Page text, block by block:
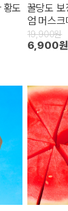
황도 꿀당도
엄 머스크
19,900원
6,900원